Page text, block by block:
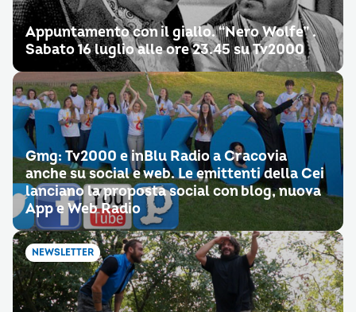
Appuntamento con il giallo. “Nero Wolfe” .
Sabato 16 luglio alle ore 23.45 su Tv2000
Gmg: Tv2000 e inBlu Radio a Cracovia
anche su social e web. Le emittenti della Cei
lanciano la proposta social con blog, nuova
App e Web Radio
NEWSLETTER